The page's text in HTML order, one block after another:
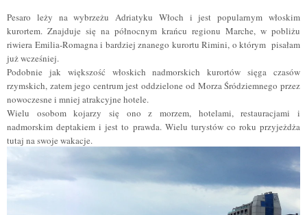
Pesaro leży na wybrzeżu Adriatyku Włoch i jest popularnym włoskim
kurortem. Znajduje się na północnym krańcu regionu Marche, w pobliżu
riwiera Emilia-Romagna i bardziej znanego kurortu Rimini, o którym pisałam
już wcześniej.
Podobnie jak większość włoskich nadmorskich kurortów sięga czasów
rzymskich, zatem jego centrum jest oddzieloneod Morza Śródziemnego przez
nowoczesne i mniej atrakcyjne hotele.
Wielu osobom kojarzy się ono z morzem, hotelami, restauracjami i
nadmorskim deptakiem i jest to prawda. Wielu turystów co roku przyjeżdża
tutaj na swoje wakacje.